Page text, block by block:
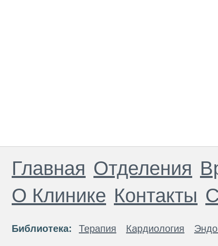
Главная Отделения
О Клинике Контакты
Библиотека: Терапия Кардиология